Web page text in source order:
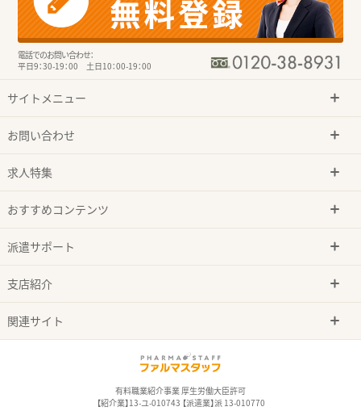
電話でのお問い合わせ：
平日9：30-19：00 土日10：00-19：00
サイトメニュー
お問い合わせ
求人特集
おすすめコンテンツ
派遣サポート
支店紹介
関連サイト
有料職業紹介事業 厚生労働大臣許可
【紹介業】13-ユ-010743 【派遣業】派 13-010770